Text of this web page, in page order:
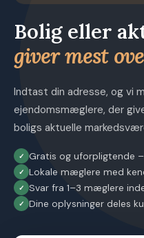
Bolig eller
giver mest
Indtast din adresse, og vi
ejendomsmæglere, der
boligs aktuelle
Gratis og uforpligtende
Lokale mæglere med
Svar fra 1–3 mæglere
Dine oplysninger deles